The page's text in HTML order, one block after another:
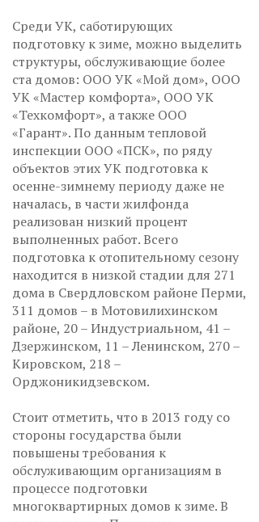
Среди УК, саботирующих
подготовку к зиме, можно выделить
структуры, обслуживающие более
ста домов: ООО УК «Мой дом», ООО
УК «Мастер комфорта», ООО УК
«Техкомфорт», а также ООО
«Гарант». По данным тепловой
инспекции ООО «ПСК», по ряду
объектов этих УК подготовка к
осенне-зимнему периоду даже не
началась, в части жилфонда
реализован низкий процент
выполненных работ. Всего
подготовка к отопительному сезону
находится в низкой стадии для 271
дома в Свердловском районе Перми,
311 домов – в Мотовилихинском
районе, 20 – Индустриальном, 41 –
Дзержинском, 11 – Ленинском, 270 –
Кировском, 218 –
Орджоникидзевском.
Стоит отметить, что в 2013 году со
стороны государства были
повышены требования к
обслуживающим организациям в
процессе подготовки
многоквартирных домов к зиме. В